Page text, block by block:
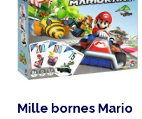
Mille bornes Mario